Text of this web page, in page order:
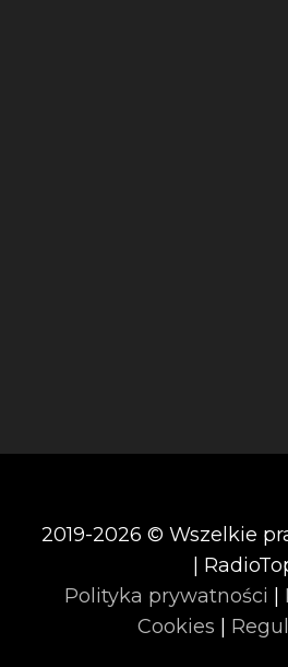
2019-2026 © Wszelkie
|
Polityka prywatności
Cookies